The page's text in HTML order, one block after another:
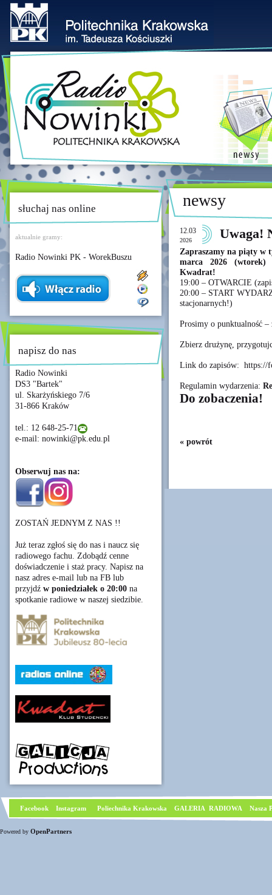
słuchaj nas online
aktualnie gramy:
Radio Nowinki PK - WorekBuszu
napisz do nas
Radio Nowinki
DS3 "Bartek"
ul. Skarżyńskiego 7/6
31-866 Kraków
tel.: 12 648-25-71
e-mail: nowinki@pk.edu.pl
Obserwuj nas na:
ZOSTAŃ JEDNYM Z NAS !!
Już teraz zgłoś się do nas i naucz się
radiowego fachu. Zdobądź cenne
doświadczenie i staż pracy. Napisz na
nasz adres e-mail lub na FB lub
przyjdź w poniedziałek o 20:00 na
spotkanie radiowe w naszej siedzibie.
newsy
12.03
2026 Uwaga!
Zapraszamy na piąty w
marca 2026
Kwadrat!
19:00 – OTWARCIE
20:00 – START
stacjonarnych!)
Prosimy o punktualność
Zbierz drużynę,
Link do zapisów: https://
Regulamin wydarzenia: ​
Do zobaczenia!
« powrót
Facebook Instagram Poliechnika Krakowska GALERIA RADIOWA Nasza
Powered by OpenPartners